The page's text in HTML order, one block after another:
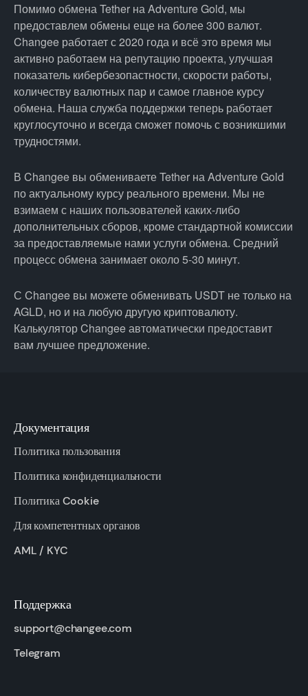
Помимо обмена Tether на Adventure Gold, мы
предоставлем обмены еще на более 300 валют.
Changee работает с 2020 года и всё это время мы
активно работаем на репутацию проекта, улучшая
показатель кибербезопастности, скорости работы,
количеству валютных пар и самое главное курсу
обмена. Наша служба поддержки теперь работает
круглосуточно и всегда сможет помочь с возникшими
трудностями.
В Changee вы обмениваете Tether на Adventure Gold
по актуальному курсу реального времени. Мы не
взимаем с наших пользователей каких-либо
дополнительных сборов, кроме стандартной комиссии
за предоставляемые нами услуги обмена. Средний
процесс обмена занимает около 5-30 минут.
С Changee вы можете обменивать USDT не только на
AGLD, но и на любую другую криптовалюту.
Калькулятор Changee автоматически предоставит
вам лучшее предложение.
Документация
Политика пользования
Политика конфиденциальности
Политика Cookie
Для компетентных органов
AML / KYC
Поддержка
support@changee.com
Telegram